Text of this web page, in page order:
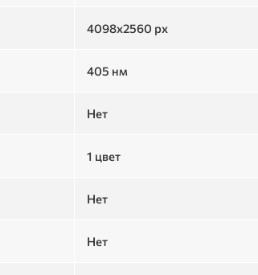
4098х2560 px
405 нм
Нет
1 цвет
Нет
Нет